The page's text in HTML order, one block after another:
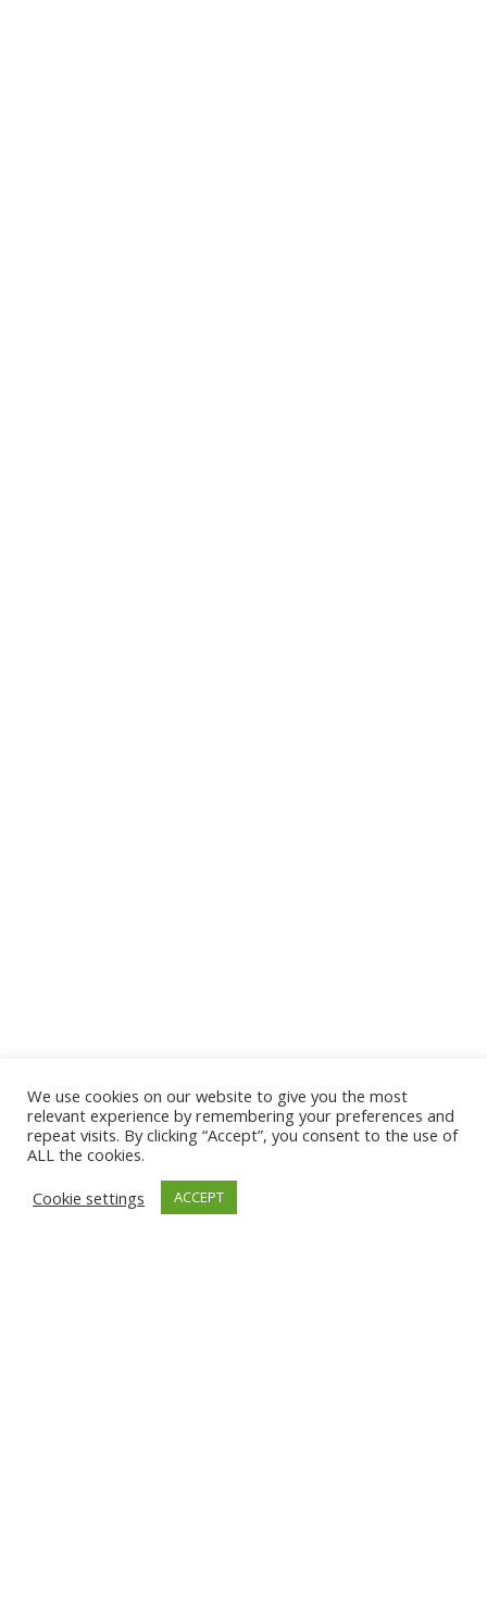
Podemos poner tu anuncio aquí con un link de tu
producto o página
We use cookies on our website to give you the most
relevant experience by remembering your preferences and
repeat visits. By clicking “Accept”, you consent to the use of
ALL the cookies.
Cookie settings
ACCEPT